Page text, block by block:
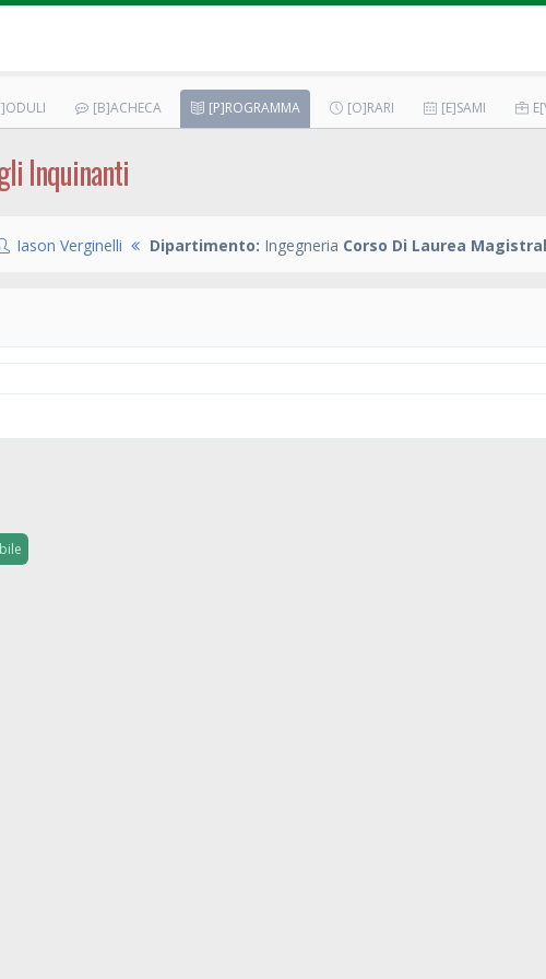
[B]ACHECA [P]ROGRAMMA [O]RARI [E]SAMI
Inquinanti
Iason Verginelli Dipartimento: Ingegneria Corso Di Laurea